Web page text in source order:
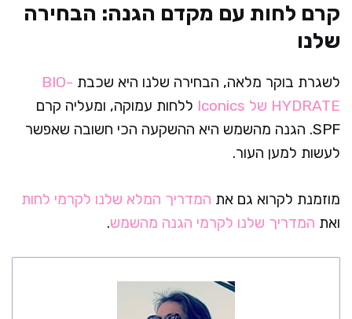
קרם לחות עם מקדם הגנה: הבחירה
שלנו
לשגרת בוקר מלאה, הבחירה שלנו היא שכבת BIO-
HYDRATE של Iconics
ללחות עמוקה, ומעליה קרם
SPF. הגנה מהשמש היא ההשקעה הכי חשובה שאפשר
לעשות למען העור.
מוזמנת לקרוא גם את המדריך המלא שלנו לקרמי לחות
ואת המדריך שלנו לקרמי הגנה מהשמש.